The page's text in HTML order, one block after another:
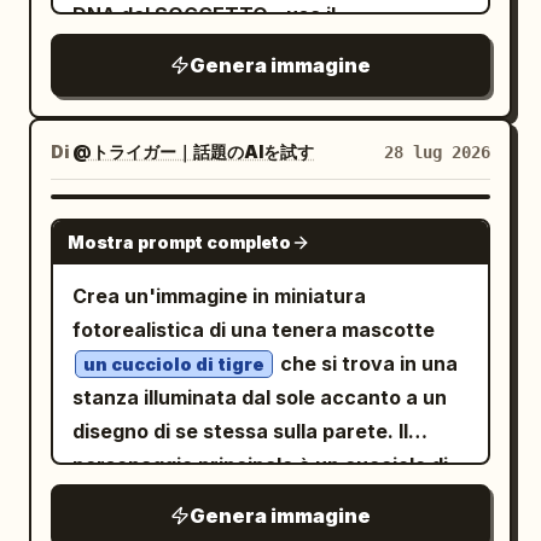
materiali include
forno, riflessi delle ciotole, granelli di
canale
. Richiede una piccola quantità di testo in
cinese per il nome della serie, l'episodio
e l'orario, con brevi sottotitoli in inglese,
in un layout unificato adatto alla
distribuzione sulle piattaforme social.
valore tonale è prodotto SOLO da
interlinea, spaziatura e dimensione del
carattere; nessuna riga, nessun
riempimento, nessuna linea disegnata'
ORDER BY emergence_at_distance
DESC, legibility_at_close_range DESC,
value_range_via_typography DESC,
DNA del SOGGETTO - usa il
fisico - il soggetto deve emergere dalla
pagina come un mondo 3D in carta -
includi monumenti, architettura, terreno,
infrastrutture, motivi culturali e dettagli
in scala ridotta inferiti - mostra
piattaforme piegate, scale, fessure,
cerniere, supporti e meccaniche
cartacee nascoste - integra il nome del
soggetto o una tipografia simbolica
come lettere di carta in rilievo o forme
strutturali - la pagina di base deve
contenere una mappa, un diagramma, un
progetto o un contesto stampato
pertinente a città asiatiche - tutto
Genera immagine
Di @トライガー｜話題のAIを試す 28 lug 2026
GPT IMAGE 2
Mostra prompt completo
Crea un'immagine in miniatura
fotorealistica di una tenera mascotte
un cucciolo di tigre
che si trova in una
stanza illuminata dal sole accanto a un
disegno di se stessa sulla parete. Il
personaggio principale è un cucciolo di
simile a un peluche, con pelliccia
Genera immagine